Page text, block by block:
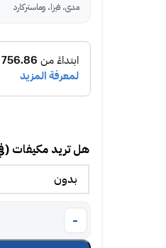
مدى، فيزا، وماستركارد
هل تريد مكيفات